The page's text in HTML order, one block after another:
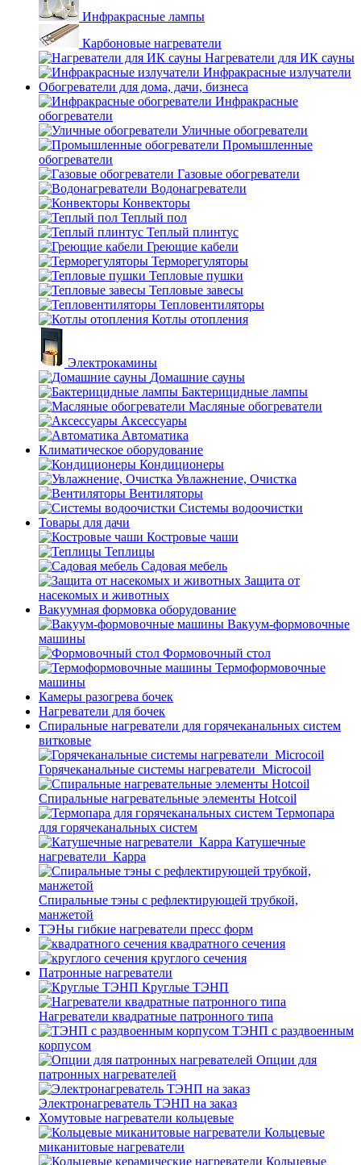
Инфракрасные лампы
Карбоновые нагреватели
Нагреватели для ИК сауны
Инфракрасные излучатели
Обогреватели для дома, дачи, бизнеса
Инфракрасные
обогреватели
Уличные обогреватели
Промышленные
обогреватели
Газовые обогреватели
Водонагреватели
Конвекторы
Теплый пол
Теплый плинтус
Греющие кабели
Терморегуляторы
Тепловые пушки
Тепловые завесы
Тепловентиляторы
Котлы отопления
Электрокамины
Домашние сауны
Бактерицидные лампы
Масляные обогреватели
Аксессуары
Автоматика
Климатическое оборудование
Кондиционеры
Увлажнение, Очистка
Вентиляторы
Системы водоочистки
Товары для дачи
Костровые чаши
Теплицы
Садовая мебель
Защита от
насекомых и животных
Вакуумная формовка оборудование
Вакуум-формовочные
машины
Формовочный стол
Термоформовочные
машины
Камеры разогрева бочек
Нагреватели для бочек
Спиральные нагреватели для горячеканальных систем
витковые
Горячеканальные системы нагреватели_Microcoil
Спиральные нагревательные элементы Hotcoil
Термопара
для горячеканальных систем
Катушечные
нагреватели_Карра
Спиральные тэны с рефлектирующей трубкой,
манжетой
ТЭНы гибкие нагреватели пресс форм
квадратного сечения
круглого сечения
Патронные нагреватели
Круглые ТЭНП
Нагреватели квадратные патронного типа
ТЭНП с раздвоенным
корпусом
Опции для
патронных нагревателей
Электронагреватель ТЭНП на заказ
Хомутовые нагреватели кольцевые
Кольцевые
миканитовые нагреватели
Кольцевые